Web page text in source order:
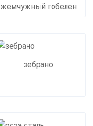
жемчужный гобелен
зебрано